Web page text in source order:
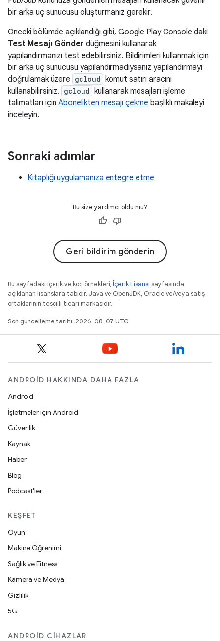
bir arka uç sunucusu oluşturmanız gerekir.
Önceki bölümde açıklandığı gibi, Google Play Console'daki
Test Mesajı Gönder düğmesini kullanarak
yapılandırmanızı test edebilirsiniz. Bildirimleri kullanmak için
bir arka uç sunucusu yapılandırmadıysanız yapılandırmayı
doğrulamak üzere gcloud komut satırı aracını
kullanabilirsiniz. gcloud kullanarak mesajları işleme
talimatları için Abonelikten mesajı çekme başlıklı makaleyi
inceleyin.
Sonraki adımlar
Kitaplığı uygulamanıza entegre etme
Bu size yardımcı oldu mu?
Geri bildirim gönderin
Bu sayfadaki içerik ve kod örnekleri, İçerik Lisansı sayfasında
açıklanan lisanslara tabidir. Java ve OpenJDK, Oracle ve/veya satış
ortaklarının tescilli ticari markasıdır.
Son güncelleme tarihi: 2026-08-07 UTC.
ANDROID HAKKINDA DAHA FAZLA
Android
İşletmeler için Android
Güvenlik
Kaynak
Haber
Blog
Podcast'ler
KEŞFET
Oyun
Makine Öğrenimi
Sağlık ve Fitness
Kamera ve Medya
Gizlilik
5G
ANDROID CIHAZLAR